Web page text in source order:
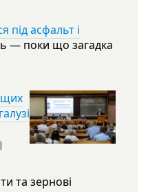
під асфальт і
— поки що загадка
та зернові